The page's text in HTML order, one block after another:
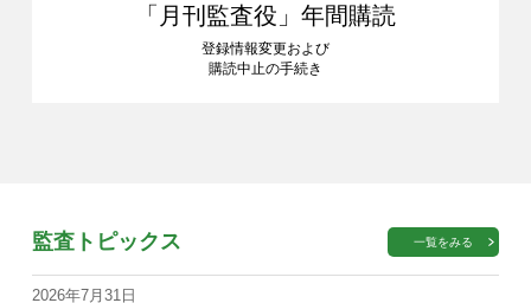
「月刊監査役」 年間購読
登録情報変更および
購読中止の手続き
監査トピックス 一覧をみる
2026年7月31日